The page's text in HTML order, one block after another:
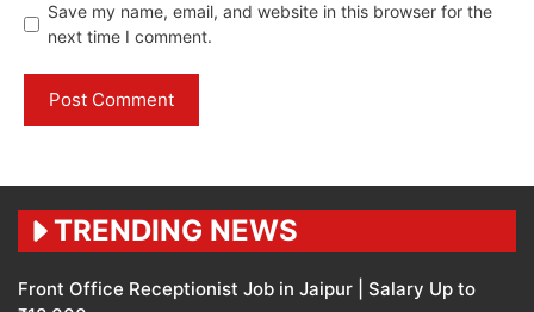
Save my name, email, and website in this browser for the
next time I comment.
TRENDING NEWS
Front Office Receptionist Job in Jaipur | Salary Up to